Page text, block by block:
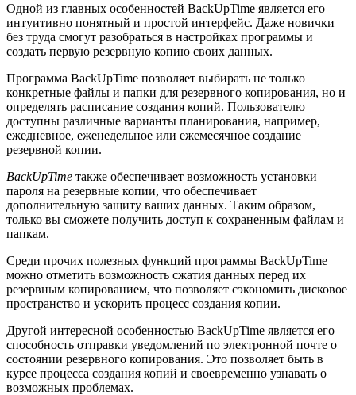
Одной из главных особенностей BackUpTime является его
интуитивно понятный и простой интерфейс. Даже новички
без труда смогут разобраться в настройках программы и
создать первую резервную копию своих данных.
Программа BackUpTime позволяет выбирать не только
конкретные файлы и папки для резервного копирования, но и
определять расписание создания копий. Пользователю
доступны различные варианты планирования, например,
ежедневное, еженедельное или ежемесячное создание
резервной копии.
BackUpTime также обеспечивает возможность установки
пароля на резервные копии, что обеспечивает
дополнительную защиту ваших данных. Таким образом,
только вы сможете получить доступ к сохраненным файлам и
папкам.
Среди прочих полезных функций программы BackUpTime
можно отметить возможность сжатия данных перед их
резервным копированием, что позволяет сэкономить дисковое
пространство и ускорить процесс создания копии.
Другой интересной особенностью BackUpTime является его
способность отправки уведомлений по электронной почте о
состоянии резервного копирования. Это позволяет быть в
курсе процесса создания копий и своевременно узнавать о
возможных проблемах.